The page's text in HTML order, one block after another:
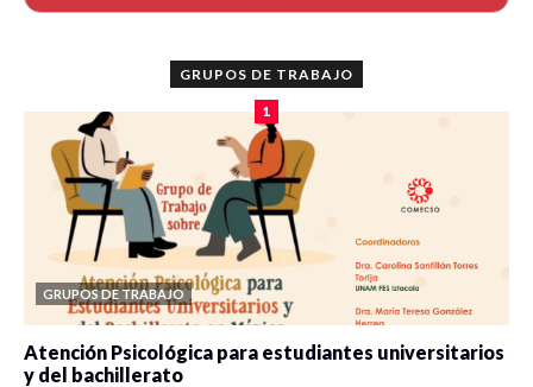
GRUPOS DE TRABAJO
1
GRUPOS DE TRABAJO
Atención Psicológica para estudiantes universitarios
y del bachillerato